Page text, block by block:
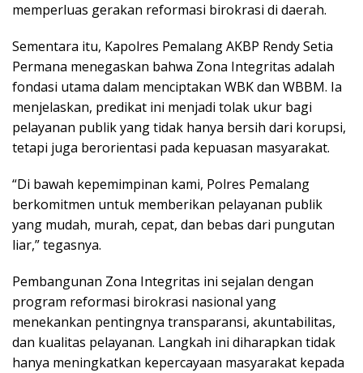
memperluas gerakan reformasi birokrasi di daerah.
Sementara itu, Kapolres Pemalang AKBP Rendy Setia
Permana menegaskan bahwa Zona Integritas adalah
fondasi utama dalam menciptakan WBK dan WBBM. Ia
menjelaskan, predikat ini menjadi tolak ukur bagi
pelayanan publik yang tidak hanya bersih dari korupsi,
tetapi juga berorientasi pada kepuasan masyarakat.
“Di bawah kepemimpinan kami, Polres Pemalang
berkomitmen untuk memberikan pelayanan publik
yang mudah, murah, cepat, dan bebas dari pungutan
liar,” tegasnya.
Pembangunan Zona Integritas ini sejalan dengan
program reformasi birokrasi nasional yang
menekankan pentingnya transparansi, akuntabilitas,
dan kualitas pelayanan. Langkah ini diharapkan tidak
hanya meningkatkan kepercayaan masyarakat kepada